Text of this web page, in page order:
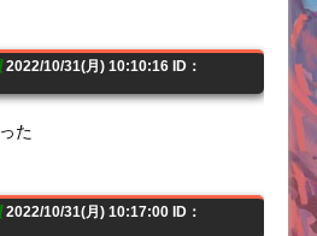
2022/10/31(月) 10:10:16 ID：
た
2022/10/31(月) 10:17:00 ID：